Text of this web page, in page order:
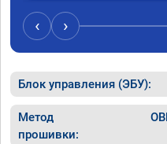
‹ ›
Блок управления (ЭБУ):
Метод
прошивки: